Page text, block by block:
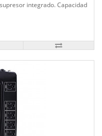
integrado. Capacidad